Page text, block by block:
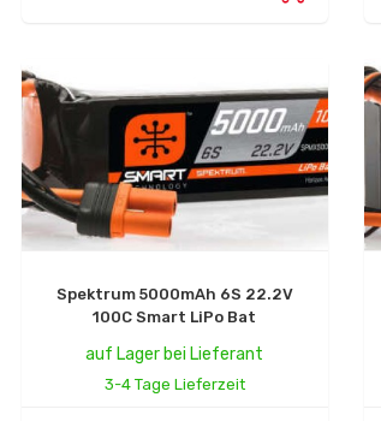
Spektrum 5000mAh 6S 22.2V
100C Smart LiPo Bat
auf Lager bei Lieferant
3-4 Tage Lieferzeit